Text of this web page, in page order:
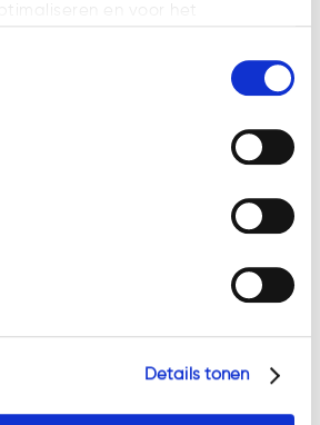
ziet u in de cookiebalk
meer informatie willen over onze
privacy/
Details tonen
strengthens the
the scope of Article
Watsonlaw team!